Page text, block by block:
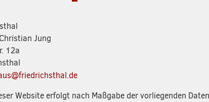
Jung
12a
Website erfolgt nach Maßgabe der vorliegenden